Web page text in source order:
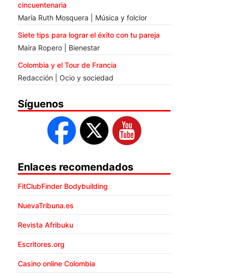
cincuentenaria
María Ruth Mosquera | Música y folclor
Siete tips para lograr el éxito con tu pareja
Maira Ropero | Bienestar
Colombia y el Tour de Francia
Redacción | Ocio y sociedad
Síguenos
Enlaces recomendados
FitClubFinder Bodybuilding
NuevaTribuna.es
Revista Afribuku
Escritores.org
Casino online Colombia